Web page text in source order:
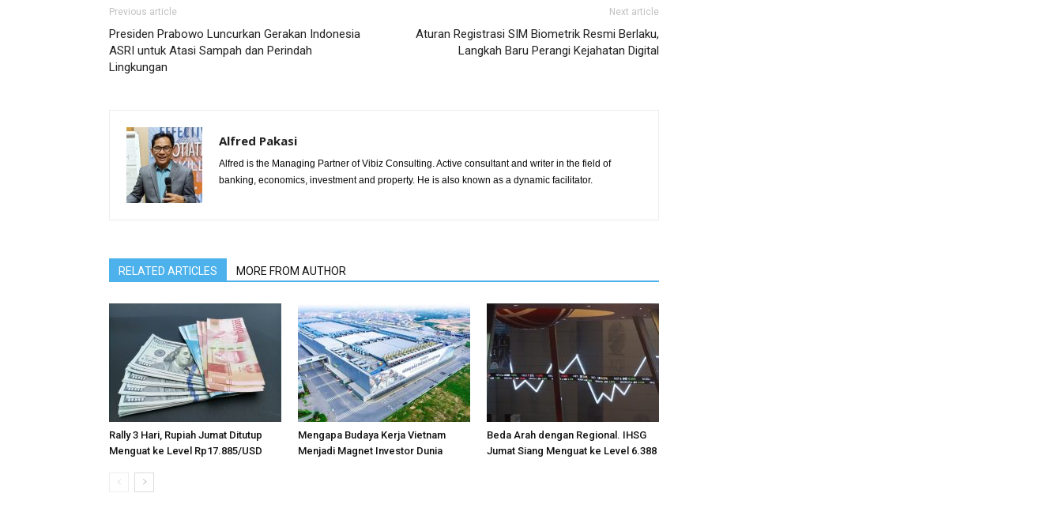
Previous article
Presiden Prabowo Luncurkan Gerakan Indonesia
ASRI untuk Atasi Sampah dan Perindah
Lingkungan
Next article
Aturan Registrasi SIM Biometrik Resmi Berlaku,
Langkah Baru Perangi Kejahatan Digital
Alfred Pakasi
Alfred is the Managing Partner of Vibiz Consulting. Active consultant and writer in the field of
banking, economics, investment and property. He is also known as a dynamic facilitator.
RELATED ARTICLES MORE FROM AUTHOR
Rally 3 Hari, Rupiah Jumat Ditutup
Menguat ke Level Rp17.885/USD
Mengapa Budaya Kerja Vietnam
Menjadi Magnet Investor Dunia
Beda Arah dengan Regional. IHSG
Jumat Siang Menguat ke Level 6.388